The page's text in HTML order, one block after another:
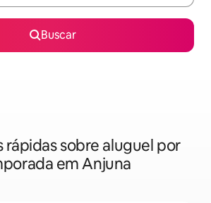
Buscar
rápidas sobre aluguel por
em Anjuna